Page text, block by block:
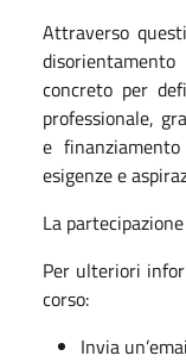
Attraverso
concreto per
professionale,
e
esigenze e
La
Per ulteriori
corso:
Invia